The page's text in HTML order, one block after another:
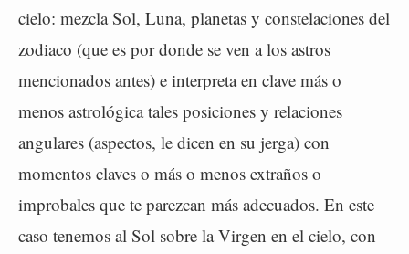
cielo: mezcla Sol, Luna, planetas y constelaciones del
zodiaco (que es por donde se ven a los astros
mencionados antes) e interpreta en clave más o
menos astrológica tales posiciones y relaciones
angulares (aspectos, le dicen en su jerga) con
momentos claves o más o menos extraños o
improbales que te parezcan más adecuados. En este
caso tenemos al Sol sobre la Virgen en el cielo, con